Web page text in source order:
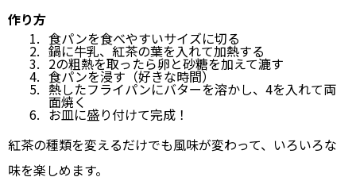
作り方
食パンを食べやすいサイズに切る
鍋に牛乳、紅茶の葉を入れて加熱する
2の粗熱を取ったら卵と砂糖を加えて漉す
食パンを浸す（好きな時間）
熱したフライパンにバターを溶かし、4を入れて両
面焼く
お皿に盛り付けて完成！
紅茶の種類を変えるだけでも風味が変わって、いろいろな
味を楽しめます。